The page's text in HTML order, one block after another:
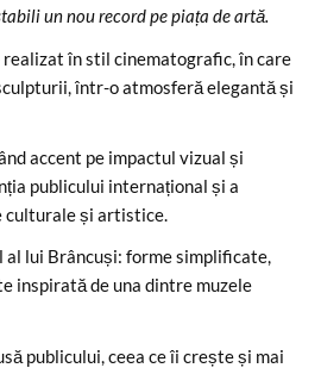
un nou record pe piața de artă.
în stil cinematografic, în care
într-o atmosferă elegantă și
accent pe impactul vizual și
publicului internațional și a
culturale și artistice.
al lui Brâncuși: forme simplificate,
inspirată de una dintre muzele
publicului, ceea ce îi crește și mai